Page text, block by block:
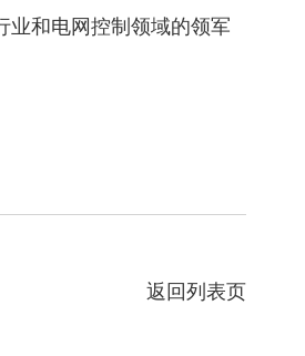
业和电网控制领域的领军
返回列表页